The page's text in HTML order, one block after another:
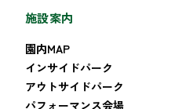
施設案内
園内MAP
インサイドパーク
アウトサイドパーク
パフォーマンス会場